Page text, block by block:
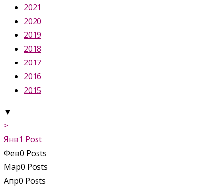
2021
2020
2019
2018
2017
2016
2015
▼
>
Янв1 Post
Фев0 Posts
Мар0 Posts
Апр0 Posts